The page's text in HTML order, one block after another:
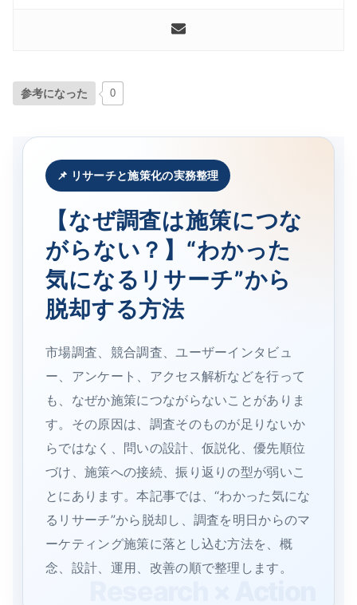
参考になった 0
📌 リサーチと施策化の実務整理
【なぜ調査は施策につな
がらない？】“わかった
気になるリサーチ”から
脱却する方法
市場調査、競合調査、ユーザーインタビュ
ー、アンケート、アクセス解析などを行って
も、なぜか施策につながらないことがありま
す。その原因は、調査そのものが足りないか
らではなく、問いの設計、仮説化、優先順位
づけ、施策への接続、振り返りの型が弱いこ
とにあります。本記事では、“わかった気にな
るリサーチ”から脱却し、調査を明日からのマ
ーケティング施策に落とし込む方法を、概
念、設計、運用、改善の順で整理します。